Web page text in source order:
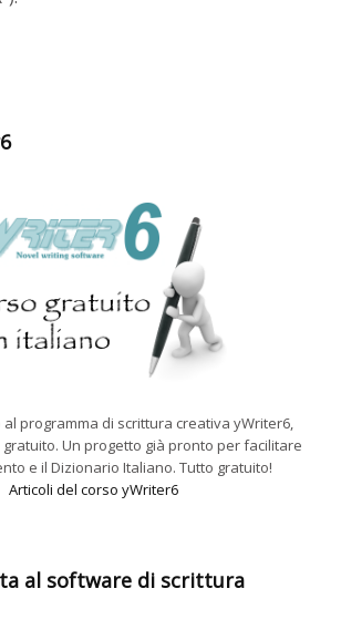
al programma di scrittura creativa yWriter6,
Un progetto già pronto per facilitare
e il Dizionario Italiano. Tutto gratuito!
Articoli del corso yWriter6
al software di scrittura